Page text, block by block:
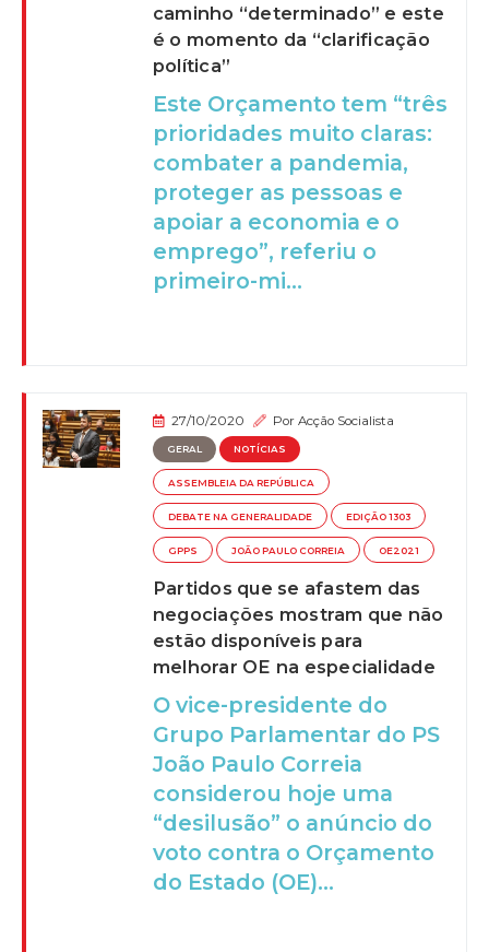
caminho “determinado” e este
é o momento da “clarificação
política”
Este Orçamento tem “três
prioridades muito claras:
combater a pandemia,
proteger as pessoas e
apoiar a economia e o
emprego”, referiu o
primeiro-mi...
27/10/2020 PorAcção Socialista
GERAL NOTÍCIAS
ASSEMBLEIA DA REPÚBLICA
DEBATE NA GENERALIDADE EDIÇÃO 1303
GPPS JOÃO PAULO CORREIA OE2021
Partidos que se afastem das
negociações mostram que não
estão disponíveis para
melhorar OE na especialidade
O vice-presidente do
Grupo Parlamentar do PS
João Paulo Correia
considerou hoje uma
“desilusão” o anúncio do
voto contra o Orçamento
do Estado (OE)...